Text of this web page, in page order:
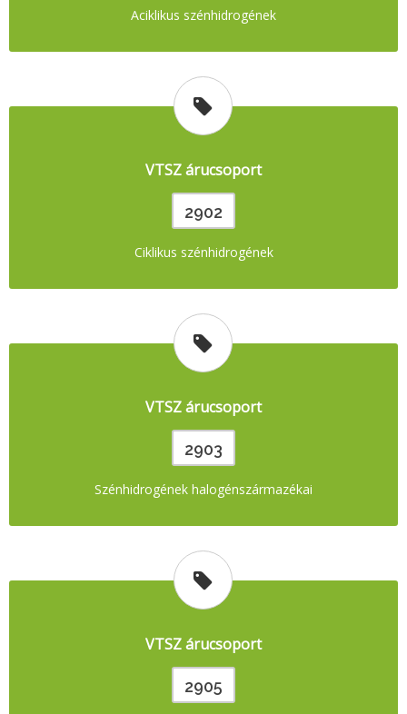
Aciklikus szénhidrogének
VTSZ árucsoport
2902
Ciklikus szénhidrogének
VTSZ árucsoport
2903
Szénhidrogének halogénszármazékai
VTSZ árucsoport
2905